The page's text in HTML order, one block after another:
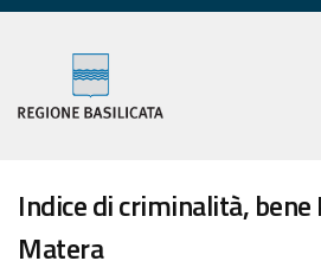
Indice di criminalità, bene
Matera